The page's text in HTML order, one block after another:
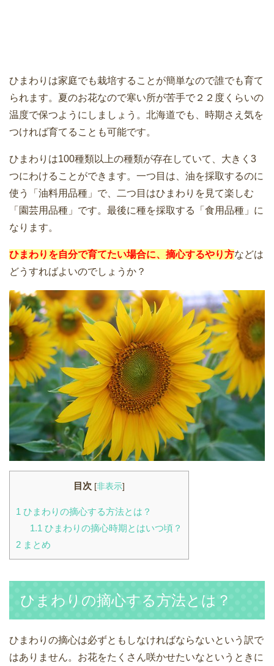
ひまわりは家庭でも栽培することが簡単なので誰でも育て
られます。夏のお花なので寒い所が苦手で２２度くらいの
温度で保つようにしましょう。北海道でも、時期さえ気を
つければ育てることも可能です。
ひまわりは100種類以上の種類が存在していて、大きく3
つにわけることができます。一つ目は、油を採取するのに
使う「油料用品種」で、二つ目はひまわりを見て楽しむ
「園芸用品種」です。最後に種を採取する「食用品種」に
なります。
ひまわりを自分で育てたい場合に、摘心するやり方などは
どうすればよいのでしょうか？
目次 [非表示]
1 ひまわりの摘心する方法とは？
1.1 ひまわりの摘心時期とはいつ頃？
2 まとめ
ひまわりの摘心する方法とは？
ひまわりの摘心は必ずともしなければならないという訳で
はありません。お花をたくさん咲かせたいなというときに